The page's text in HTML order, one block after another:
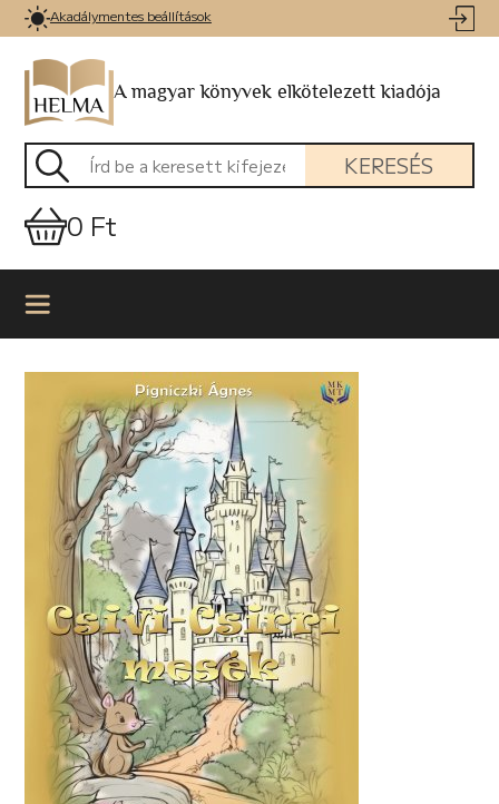
Akadálymentes beállítások
A magyar könyvek elkötelezett kiadója
KERESÉS
0 Ft